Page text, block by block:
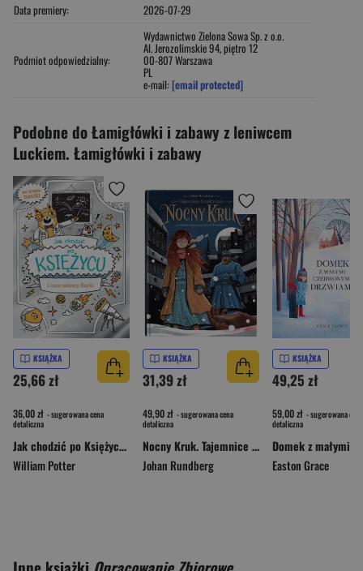
Data premiery:
2026-07-29
Podmiot odpowiedzialny:
Wydawnictwo Zielona Sowa Sp. z o.o.
Al. Jerozolimskie 94, piętro 12
00-807 Warszawa
PL
e-mail: [email protected]
Podobne do Łamigłówki i zabawy z leniwcem
Luckiem. Łamigłówki i zabawy
KSIĄŻKA
25,66 zł
36,00 zł - sugerowana cena
detaliczna
Jak chodzić po Księżycu i inne sekrety fizyki
William Potter
KSIĄŻKA
31,39 zł
49,90 zł - sugerowana cena
detaliczna
Nocny Kruk. Tajemnice Sztokholmu
Johan Rundberg
KSIĄŻKA
49,25 zł
59,00 zł - sugerowana cena
detaliczna
Easton Grace